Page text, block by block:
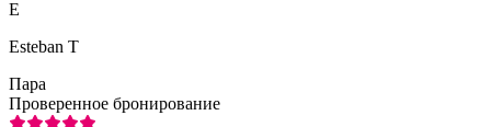
E
Esteban T
Пара
Проверенное бронирование